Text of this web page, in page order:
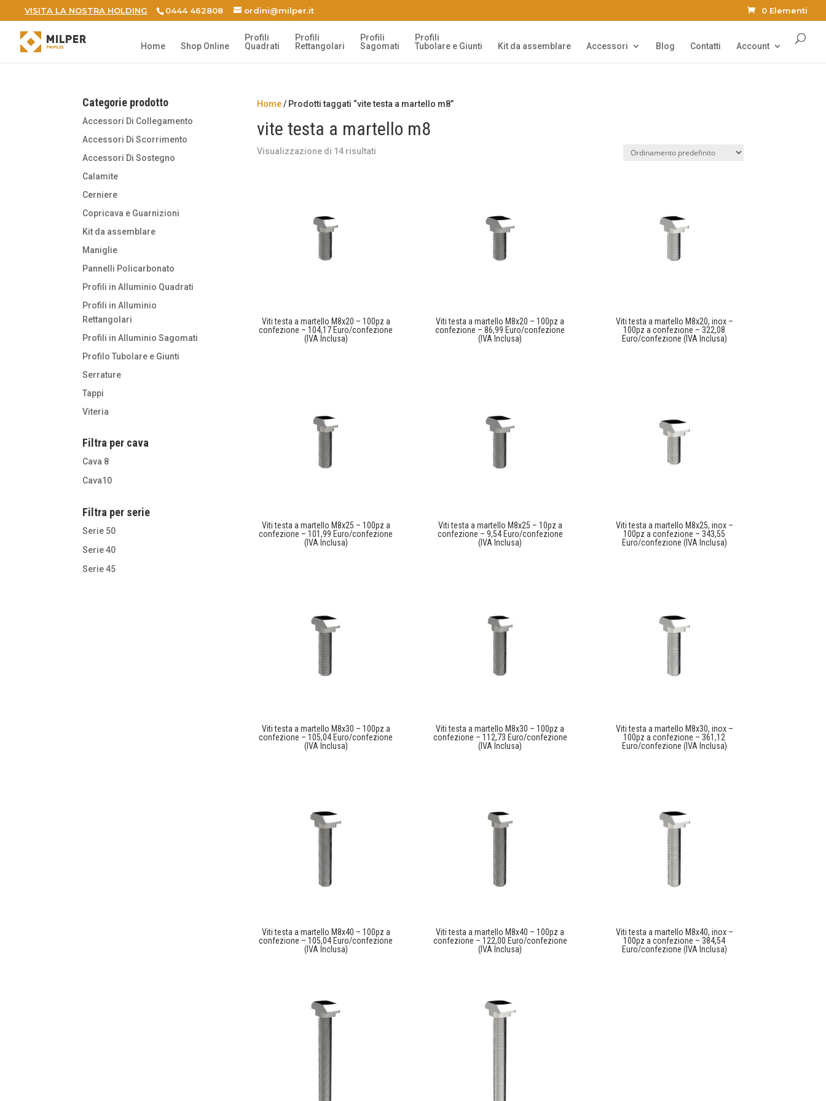
VISITA LA NOSTRA HOLDING 0444 462808 ordini@milper.it 0 Elementi
Home Shop Online
Profili
Quadrati
Profili
Rettangolari
Profili
Sagomati
Profili
Tubolare e Giunti
Kit da assemblare Accessori Blog Contatti Account
Home/ Prodotti taggati “vite testa a martello m8”
vite testa a martello m8
Visualizzazione di 14 risultati
Viti testa a martello M8x20 – 100pz a
confezione – 104,17 Euro/confezione
(IVA Inclusa)
Viti testa a martello M8x20 – 100pz a
confezione – 86,99 Euro/confezione
(IVA Inclusa)
Viti testa a martello M8x20, inox –
100pz a confezione – 322,08
Euro/confezione (IVA Inclusa)
Viti testa a martello M8x25 – 100pz a
confezione – 101,99 Euro/confezione
(IVA Inclusa)
Viti testa a martello M8x25 – 10pz a
confezione – 9,54 Euro/confezione
(IVA Inclusa)
Viti testa a martello M8x25, inox –
100pz a confezione – 343,55
Euro/confezione (IVA Inclusa)
Viti testa a martello M8x30 – 100pz a
confezione – 105,04 Euro/confezione
(IVA Inclusa)
Viti testa a martello M8x30 – 100pz a
confezione – 112,73 Euro/confezione
(IVA Inclusa)
Viti testa a martello M8x30, inox –
100pz a confezione – 361,12
Euro/confezione (IVA Inclusa)
Viti testa a martello M8x40 – 100pz a
confezione – 105,04 Euro/confezione
(IVA Inclusa)
Viti testa a martello M8x40 – 100pz a
confezione – 122,00 Euro/confezione
(IVA Inclusa)
Viti testa a martello M8x40, inox –
100pz a confezione – 384,54
Euro/confezione (IVA Inclusa)
Categorie prodotto
Accessori Di Collegamento
Accessori Di Scorrimento
Accessori Di Sostegno
Calamite
Cerniere
Copricava e Guarnizioni
Kit da assemblare
Maniglie
Pannelli Policarbonato
Profili in Alluminio Quadrati
Profili in Alluminio
Rettangolari
Profili in Alluminio Sagomati
Profilo Tubolare e Giunti
Serrature
Tappi
Viteria
Filtra per cava
Cava 8
Cava10
Filtra per serie
Serie 50
Serie 40
Serie 45